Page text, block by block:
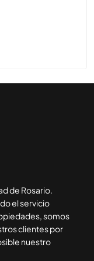
de Rosario.
el servicio
somos
clientes por
nuestro